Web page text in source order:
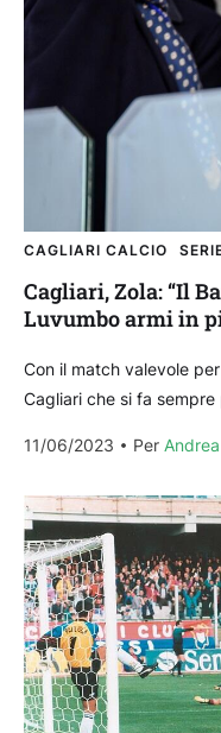
CAGLIARI CALCIO
Cagliari, Zola: “Il
Luvumbo armi in
Con il match valevole
Cagliari che si fa
11/06/2023
Per